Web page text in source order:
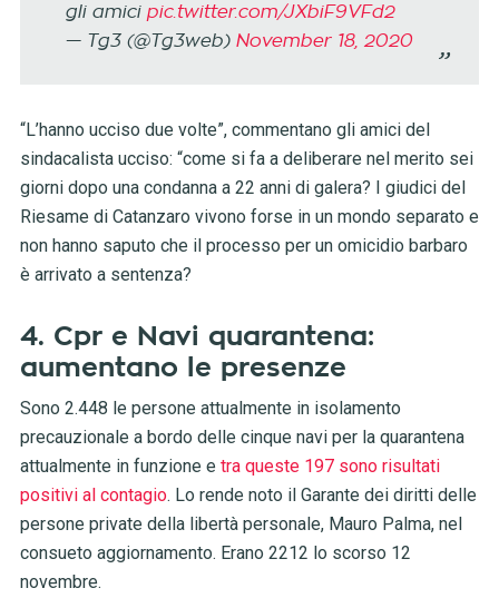
gli amici pic.twitter.com/JXbiF9VFd2
— Tg3 (@Tg3web) November 18, 2020
“L’hanno ucciso due volte”, commentano gli amici del
sindacalista ucciso: “come si fa a deliberare nel merito sei
giorni dopo una condanna a 22 anni di galera? I giudici del
Riesame di Catanzaro vivono forse in un mondo separato e
non hanno saputo che il processo per un omicidio barbaro
è arrivato a sentenza?
4. Cpr e Navi quarantena:
aumentano le presenze
Sono 2.448 le persone attualmente in isolamento
precauzionale a bordo delle cinque navi per la quarantena
attualmente in funzione e tra queste 197 sono risultati
positivi al contagio. Lo rende noto il Garante dei diritti delle
persone private della libertà personale, Mauro Palma, nel
consueto aggiornamento. Erano 2212 lo scorso 12
novembre.